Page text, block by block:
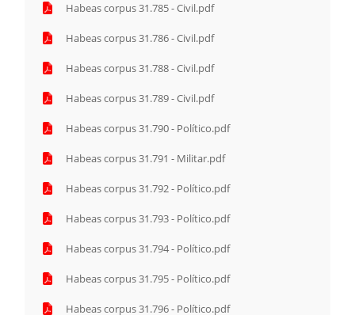
Habeas corpus 31.785 - Civil.pdf
Habeas corpus 31.786 - Civil.pdf
Habeas corpus 31.788 - Civil.pdf
Habeas corpus 31.789 - Civil.pdf
Habeas corpus 31.790 - Político.pdf
Habeas corpus 31.791 - Militar.pdf
Habeas corpus 31.792 - Político.pdf
Habeas corpus 31.793 - Político.pdf
Habeas corpus 31.794 - Político.pdf
Habeas corpus 31.795 - Político.pdf
Habeas corpus 31.796 - Político.pdf